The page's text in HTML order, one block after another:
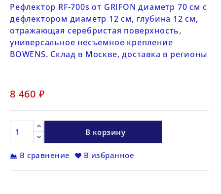
Рефлектор RF-700s от GRIFON диаметр 70 см с
дефлектором диаметр 12 см, глубина 12 см,
отражающая серебристая поверхность,
универсальное несъемное крепление
BOWENS. Склад в Москве, доставка в регионы
8 460 ₽
В корзину
В сравнение В избранное